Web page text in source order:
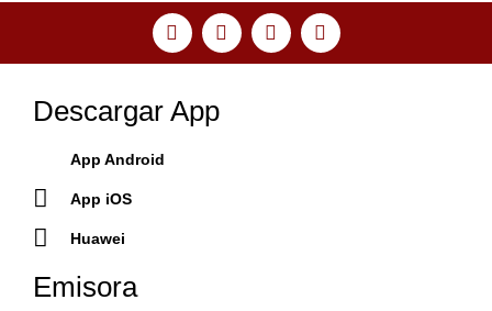
Descargar App
App Android
App iOS
Huawei
Emisora